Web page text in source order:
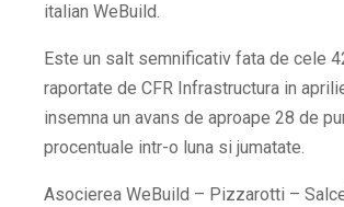
italian WeBuild.
Este un salt semnificativ fata de cele
raportate de CFR Infrastructura in
insemna un avans de aproape 28 de
procentuale intr-o luna si jumatate.
Asocierea WeBuild – Pizzarotti –